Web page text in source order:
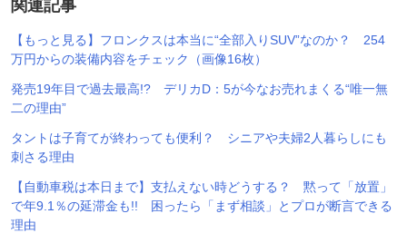
関連記事
【もっと見る】フロンクスは本当に“全部入りSUV”なのか？ 254
万円からの装備内容をチェック（画像16枚）
発売19年目で過去最高!? デリカD：5が今なお売れまくる“唯一無
二の理由”
タントは子育てが終わっても便利？ シニアや夫婦2人暮らしにも
刺さる理由
【自動車税は本日まで】支払えない時どうする？ 黙って「放置」
で年9.1％の延滞金も!! 困ったら「まず相談」とプロが断言できる
理由